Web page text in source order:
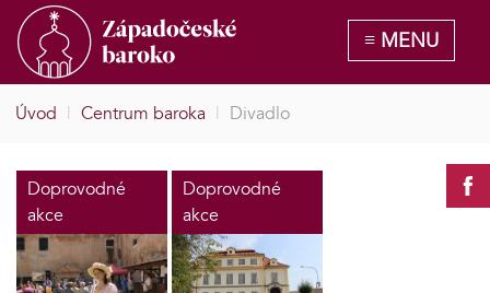
Úvod | Centrum baroka | Divadlo
Doprovodné
akce
Doprovodné
akce